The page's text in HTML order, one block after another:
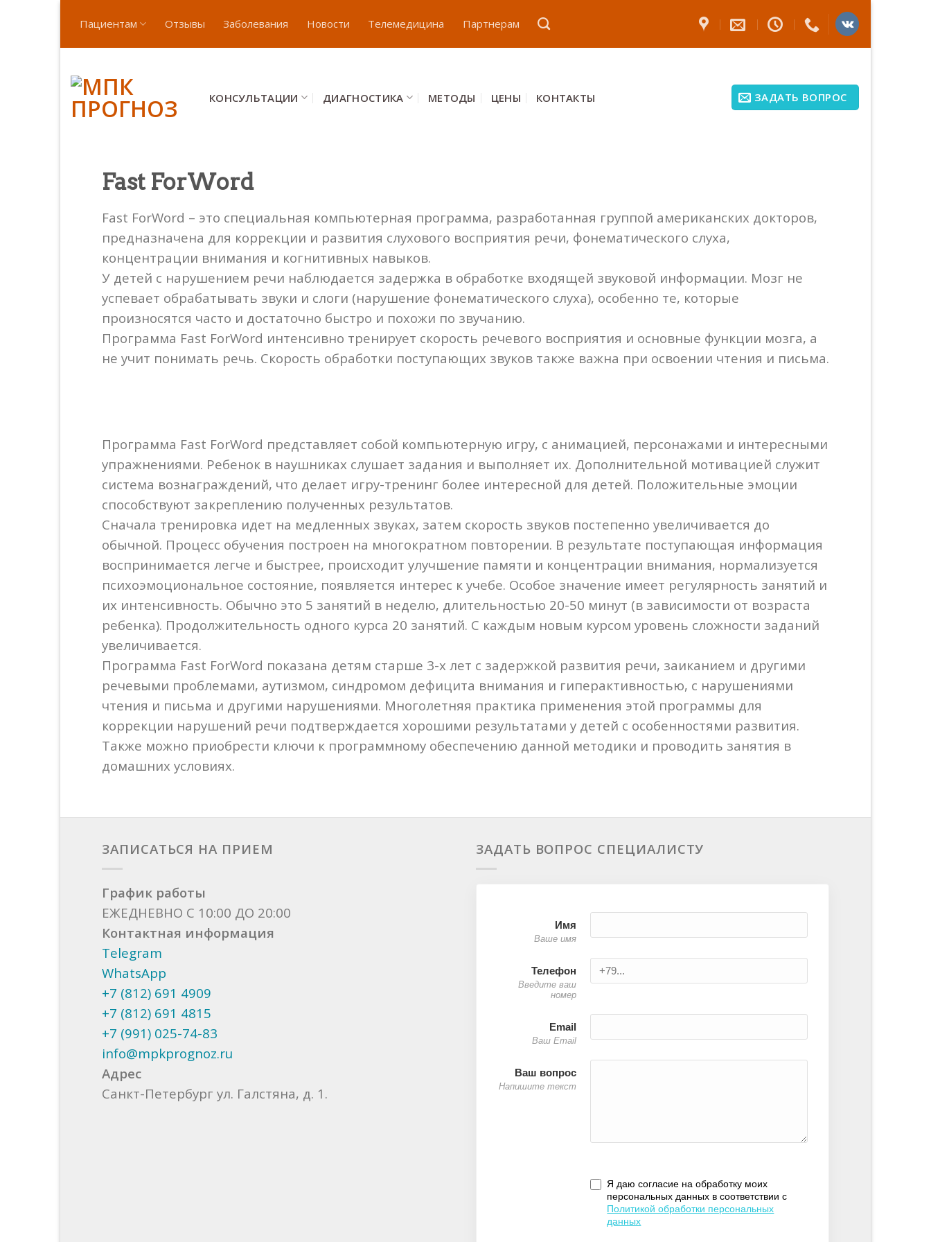
content
Пациентам Отзывы Заболевания Новости Телемедицина Партнерам
КОНСУЛЬТАЦИИ ДИАГНОСТИКА МЕТОДЫ ЦЕНЫ КОНТАКТЫ ЗАДАТЬ ВОПРОС
Fast ForWord
Fast ForWord – это специальная компьютерная программа, разработанная группой американских докторов,
предназначена для коррекции и развития слухового восприятия речи, фонематического слуха,
концентрации внимания и когнитивных навыков.
У детей с нарушением речи наблюдается задержка в обработке входящей звуковой информации. Мозг не
успевает обрабатывать звуки и слоги (нарушение фонематического слуха), особенно те, которые
произносятся часто и достаточно быстро и похожи по звучанию.
Программа Fast ForWord интенсивно тренирует скорость речевого восприятия и основные функции мозга, а
не учит понимать речь. Скорость обработки поступающих звуков также важна при освоении чтения и письма.
Программа Fast ForWord представляет собой компьютерную игру, с анимацией, персонажами и интересными
упражнениями. Ребенок в наушниках слушает задания и выполняет их. Дополнительной мотивацией служит
система вознаграждений, что делает игру-тренинг более интересной для детей. Положительные эмоции
способствуют закреплению полученных результатов.
Сначала тренировка идет на медленных звуках, затем скорость звуков постепенно увеличивается до
обычной. Процесс обучения построен на многократном повторении. В результате поступающая информация
воспринимается легче и быстрее, происходит улучшение памяти и концентрации внимания, нормализуется
психоэмоциональное состояние, появляется интерес к учебе. Особое значение имеет регулярность занятий и
их интенсивность. Обычно это 5 занятий в неделю, длительностью 20-50 минут (в зависимости от возраста
ребенка). Продолжительность одного курса 20 занятий. С каждым новым курсом уровень сложности заданий
увеличивается.
Программа Fast ForWord показана детям старше 3-х лет с задержкой развития речи, заиканием и другими
речевыми проблемами, аутизмом, синдромом дефицита внимания и гиперактивностью, с нарушениями
чтения и письма и другими нарушениями. Многолетняя практика применения этой программы для
коррекции нарушений речи подтверждается хорошими результатами у детей с особенностями развития.
Также можно приобрести ключи к программному обеспечению данной методики и проводить занятия в
домашних условиях.
ЗАПИСАТЬСЯ НА ПРИЕМ
График работы
ЕЖЕДНЕВНО С 10:00 ДО 20:00
Контактная информация
Telegram
WhatsApp
+7 (812) 691 4909
+7 (812) 691 4815
+7 (991) 025-74-83
info@mpkprognoz.ru
Адрес
Санкт-Петербург ул. Галстяна, д. 1.
ЗАДАТЬ ВОПРОС СПЕЦИАЛИСТУ
Имя
Ваше имя
Телефон
Введите ваш
номер
Email
Ваш Email
Ваш вопрос
Напишите текст
Я даю согласие на обработку моих
персональных данных в соответствии с
Политикой обработки персональных
данных